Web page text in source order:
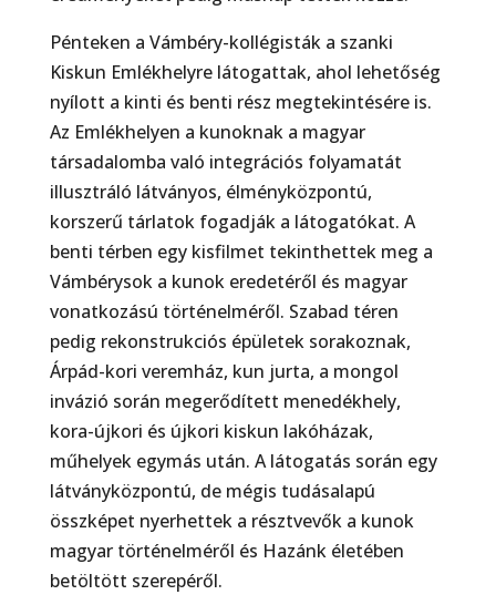
Pénteken a Vámbéry-kollégisták a szanki
Kiskun Emlékhelyre látogattak, ahol lehetőség
nyílott a kinti és benti rész megtekintésére is.
Az Emlékhelyen a kunoknak a magyar
társadalomba való integrációs folyamatát
illusztráló látványos, élményközpontú,
korszerű tárlatok fogadják a látogatókat. A
benti térben egy kisfilmet tekinthettek meg a
Vámbérysok a kunok eredetéről és magyar
vonatkozású történelméről. Szabad téren
pedig rekonstrukciós épületek sorakoznak,
Árpád-kori veremház, kun jurta, a mongol
invázió során megerődített menedékhely,
kora-újkori és újkori kiskun lakóházak,
műhelyek egymás után. A látogatás során egy
látványközpontú, de mégis tudásalapú
összképet nyerhettek a résztvevők a kunok
magyar történelméről és Hazánk életében
betöltött szerepéről.